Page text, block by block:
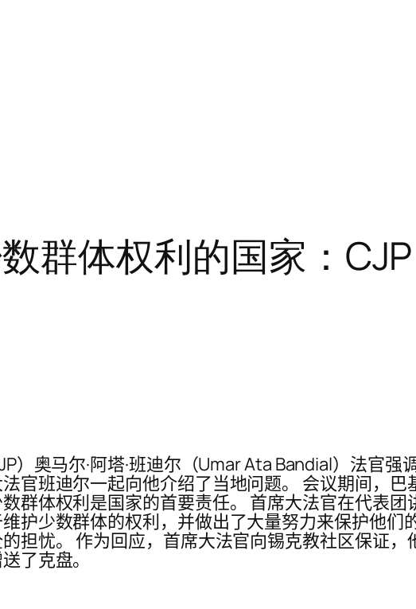
群体权利的国家：CJP
）奥马尔·阿塔·班迪尔（Umar Ata Bandial）法官
官班迪尔一起向他介绍了当地问题。 会议期间，
群体权利是国家的首要责任。 首席大法官在代表
护少数群体的权利，并做出了大量努力来保护他
担忧。 作为回应，首席大法官向锡克教社区保证
了克盘。